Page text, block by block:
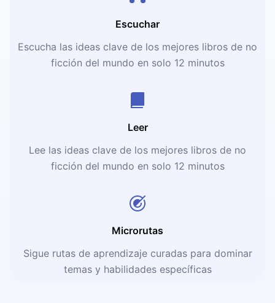
Escuchar
Escucha las ideas clave de los mejores libros de no
ficción del mundo en solo 12 minutos
Leer
Lee las ideas clave de los mejores libros de no
ficción del mundo en solo 12 minutos
Microrutas
Sigue rutas de aprendizaje curadas para dominar
temas y habilidades específicas